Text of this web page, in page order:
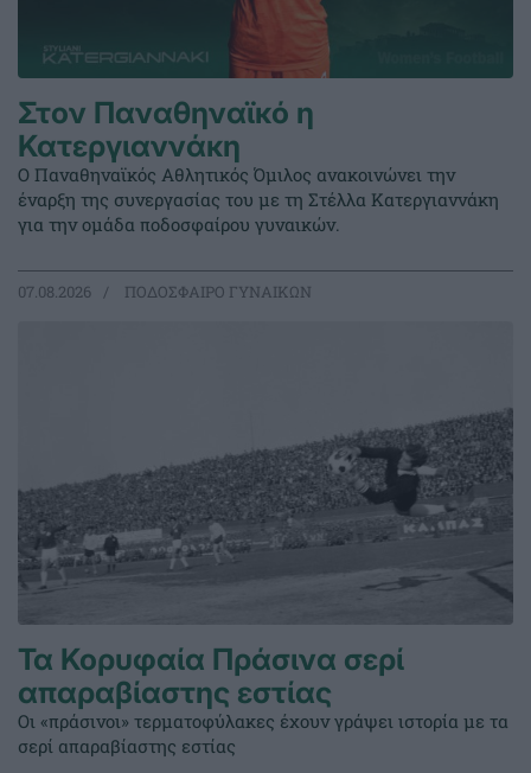
Στον Παναθηναϊκό η
Κατεργιαννάκη
Ο Παναθηναϊκός Αθλητικός Όμιλος ανακοινώνει την
έναρξη της συνεργασίας του με τη Στέλλα Κατεργιαννάκη
για την ομάδα ποδοσφαίρου γυναικών.
07.08.2026 ΠΟΔΟΣΦΑΙΡΟ ΓΥΝΑΙΚΩΝ
Τα Κορυφαία Πράσινα σερί
απαραβίαστης εστίας
Οι «πράσινοι» τερματοφύλακες έχουν γράψει ιστορία με τα
σερί απαραβίαστης εστίας